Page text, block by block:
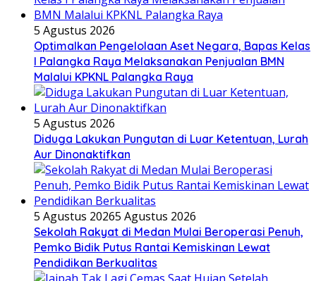
5 Agustus 2026
Optimalkan Pengelolaan Aset Negara, Bapas Kelas
I Palangka Raya Melaksanakan Penjualan BMN
Malalui KPKNL Palangka Raya
5 Agustus 2026
Diduga Lakukan Pungutan di Luar Ketentuan, Lurah
Aur Dinonaktifkan
5 Agustus 20265 Agustus 2026
Sekolah Rakyat di Medan Mulai Beroperasi Penuh,
Pemko Bidik Putus Rantai Kemiskinan Lewat
Pendidikan Berkualitas